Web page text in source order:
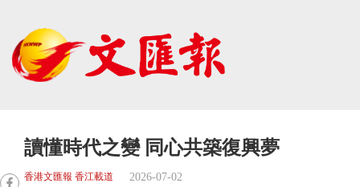
讀懂時代之變 同心共築復興夢
香港文匯報 香江載道 2026-07-02